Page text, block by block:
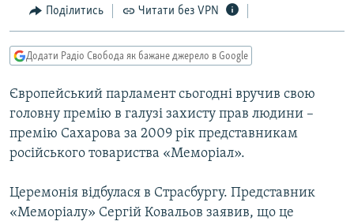
навігації
Перейти
до
ЕКОНОМІКА
КУЛЬТУРА
СПОРТ
УКРАЇНА
СВІТ
РОСІЙСЬКА «ФІЛЬТРАЦІЯ»
КРИМ.РЕАЛІЇ
ТИ ЯК?
СХЕМИ
КИТАЙ.ВИКЛИКИ
ФОТО
Поділитись Читати без VPN
Додати Радіо Свобода як бажане джерело в Google
Європейський парламент сьогодні вручив свою
головну премію в галузі захисту прав людини –
премію Сахарова за 2009 рік представникам
російського товариства «Меморіал».
Церемонія відбулася в Страсбургу. Представник
«Меморіалу» Сергій Ковальов заявив, що це